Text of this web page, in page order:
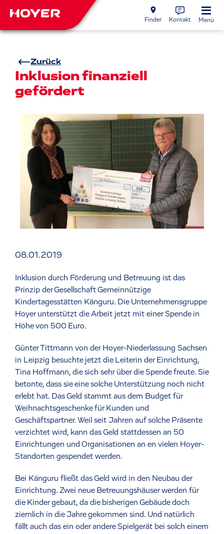
Finder Kontakt Menü
Zurück
Inklusion finanziell
gefördert
08.01.2019
Inklusion durch Förderung und Betreuung ist das
Prinzip der Gesellschaft Gemeinnützige
Kindertagesstätten Känguru. Die Unternehmensgruppe
Hoyer unterstützt die Arbeit jetzt mit einer Spende in
Höhe von 500 Euro.
Günter Tittmann von der Hoyer-Niederlassung Sachsen
in Leipzig besuchte jetzt die Leiterin der Einrichtung,
Tina Hoffmann, die sich sehr über die Spende freute. Sie
betonte, dass sie eine solche Unterstützung noch nicht
erlebt hat. Das Geld stammt aus dem Budget für
Weihnachtsgeschenke für Kunden und
Geschäftspartner. Weil seit Jahren auf solche Präsente
verzichtet wird, kann das Geld stattdessen an 50
Einrichtungen und Organisationen an en vielen Hoyer-
Standorten gespendet werden.
Bei Känguru fließt das Geld wird in den Neubau der
Einrichtung. Zwei neue Betreuungshäuser werden für
die Kinder gebaut, da die bisherigen Gebäude doch
ziemlich in die Jahre gekommen sind. Und natürlich
fällt auch das ein oder andere Spielgerät bei solch einem